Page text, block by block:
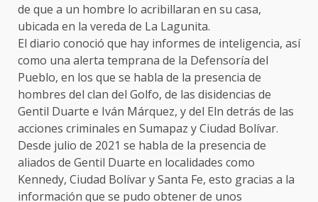
de que a un hombre lo acribillaran en su casa,
ubicada en la vereda de La Lagunita.
El diario conoció que hay informes de inteligencia, así
como una alerta temprana de la Defensoría del
Pueblo, en los que se habla de la presencia de
hombres del clan del Golfo, de las disidencias de
Gentil Duarte e Iván Márquez, y del Eln detrás de las
acciones criminales en Sumapaz y Ciudad Bolívar.
Desde julio de 2021 se habla de la presencia de
aliados de Gentil Duarte en localidades como
Kennedy, Ciudad Bolívar y Santa Fe, esto gracias a la
información que se pudo obtener de unos